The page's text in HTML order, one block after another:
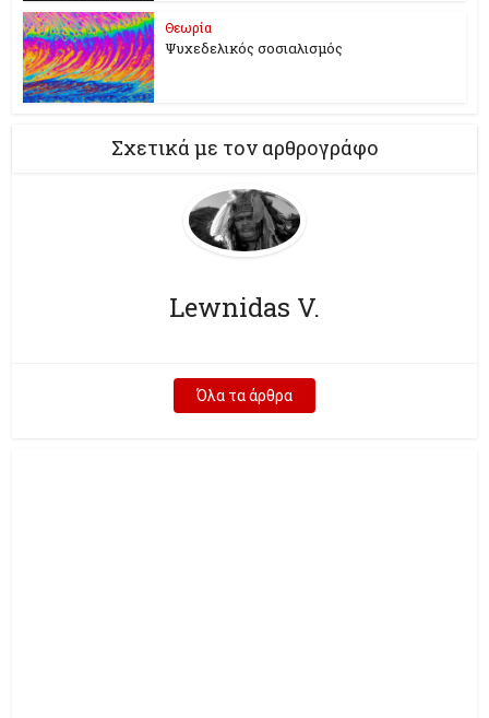
Θεωρία
Ψυχεδελικός σοσιαλισμός
Σχετικά με τον αρθρογράφο
Lewnidas V.
Όλα τα άρθρα